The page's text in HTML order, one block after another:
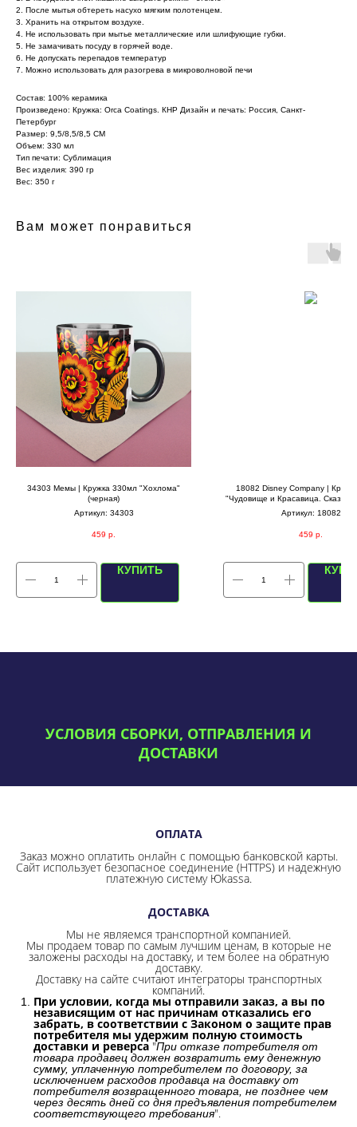
2. После мытья обтереть насухо мягким полотенцем.
3. Хранить на открытом воздухе.
4. Не использовать при мытье металлические или шлифующие губки.
5. Не замачивать посуду в горячей воде.
6. Не допускать перепадов температур
7. Можно использовать для разогрева в микроволновой печи
Состав: 100% керамика
Произведено: Кружка: Orca Coatings. КНР Дизайн и печать: Россия, Санкт-
Петербург
Размер: 9,5/8,5/8,5 СМ
Объем: 330 мл
Тип печати: Сублимация
Вес изделия: 390 гр
Вес: 350 г
Вам может понравиться
34303 Мемы | Кружка 330мл "Хохлома"
(черная)
Артикул: 34303
459 р.
КУПИТЬ
18082 Disney Company |
"Чудовище и Красавица. Сказка,
мир" (синяя/белая
Артикул: 18082
459 р.
УСЛОВИЯ СБОРКИ, ОТПРАВЛЕНИЯ И
ДОСТАВКИ
ОПЛАТА
Заказ можно оплатить онлайн с помощью банковской карты.
Сайт использует безопасное соединение (HTTPS) и надежную
платежную систему Юkassa.
ДОСТАВКА
Мы не являемся транспортной компанией.
Мы продаем товар по самым лучшим ценам, в которые не
заложены расходы на доставку, и тем более на обратную
доставку.
Доставку на сайте считают интеграторы транспортных
компаний.
При условии, когда мы отправили заказ, а вы по
независящим от нас причинам отказались его
забрать, в соответствии с Законом о защите прав
потребителя мы удержим полную стоимость
доставки и реверса "При отказе потребителя от
товара продавец должен возвратить ему денежную
сумму, уплаченную потребителем по договору, за
исключением расходов продавца на доставку от
потребителя возвращенного товара, не позднее чем
через десять дней со дня предъявления потребителем
соответствующего требования".